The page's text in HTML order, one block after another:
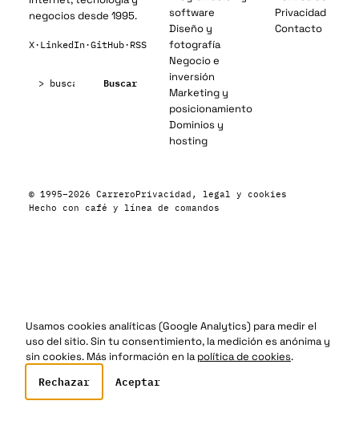
negocios desde 1995.
X· LinkedIn·GitHub· RSS
Buscar
software
Diseño y
fotografía
Negocio e
inversión
Marketing y
posicionamiento
Dominios y
hosting
Privacidad
Contacto
© 1995–2026 CarreroPrivacidad, legal y cookies
Hecho con café y línea de comandos
Usamos cookies analíticas (Google Analytics) para medir el
uso del sitio. Sin tu consentimiento, la medición es anónima y
sin cookies. Más información en lapolítica de cookies.
Rechazar Aceptar